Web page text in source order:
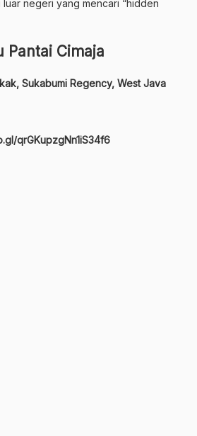
negeri yang mencari “hidden
Pantai Cimaja
Sukabumi Regency, West Java
qrGKupzgNn1iS34f6